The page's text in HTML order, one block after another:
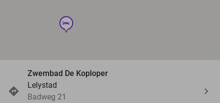
hotel
Zwembad De Koploper
Lelystad
Badweg 21